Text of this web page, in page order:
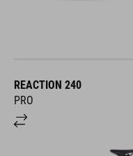
REACTION 240
PRO